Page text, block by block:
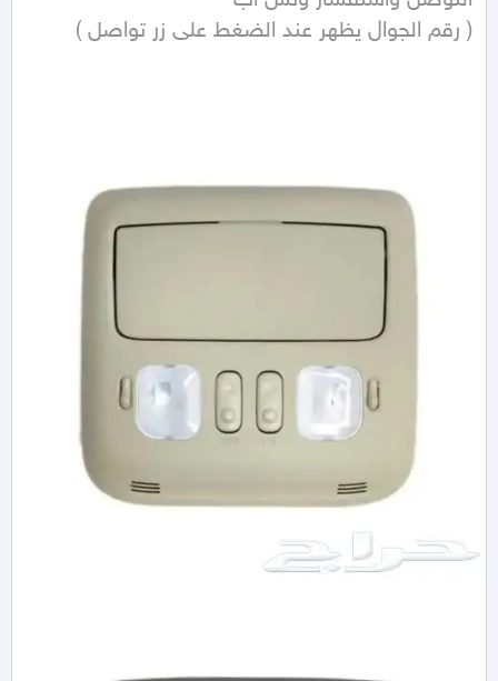
( رقم الجوال يظهر عند الضغط على زر تواصل )